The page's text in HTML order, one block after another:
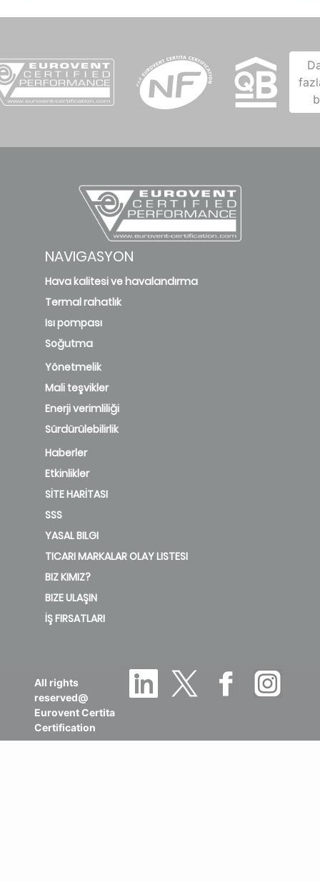
NAVIGASYON
Hava kalitesi ve havalandırma
Termal rahatlık
Isı pompası
Soğutma
Yönetmelik
Mali teşvikler
Enerji verimliliği
Sürdürülebilirlik
Haberler
Etkinlikler
SİTE HARİTASI
SSS
YASAL BILGI
TICARI MARKALAR OLAY LISTESI
BIZ KIMIZ?
BIZE ULAŞIN
İŞ FIRSATLARI
All rights
reserved@
Eurovent Certita
Certification